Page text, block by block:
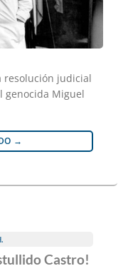
resolución judicial
genocida Miguel
→
Castro!